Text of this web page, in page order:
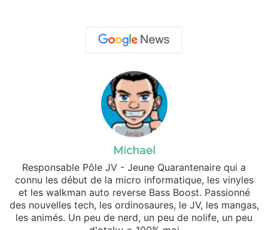
Michael
Responsable Pôle JV - Jeune Quarantenaire qui a
connu les début de la micro informatique, les vinyles
et les walkman auto reverse Bass Boost. Passionné
des nouvelles tech, les ordinosaures, le JV, les mangas,
les animés. Un peu de nerd, un peu de nolife, un peu